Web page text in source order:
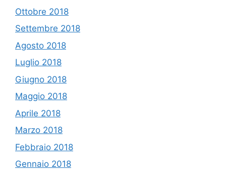
Ottobre 2018
Settembre 2018
Agosto 2018
Luglio 2018
Giugno 2018
Maggio 2018
Aprile 2018
Marzo 2018
Febbraio 2018
Gennaio 2018